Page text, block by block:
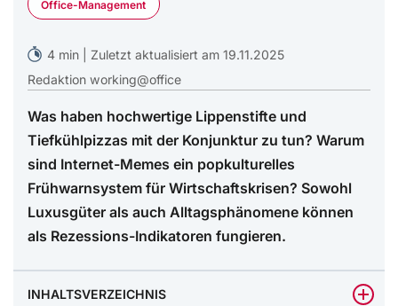
Office-Management
4 min | Zuletzt aktualisiert am 19.11.2025
Redaktion working@office
Was haben hochwertige Lippenstifte und
Tiefkühlpizzas mit der Konjunktur zu tun? Warum
sind Internet-Memes ein popkulturelles
Frühwarnsystem für Wirtschaftskrisen? Sowohl
Luxusgüter als auch Alltagsphänomene können
als Rezessions-Indikatoren fungieren.
INHALTSVERZEICHNIS